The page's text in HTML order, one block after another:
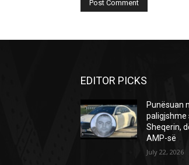
EDITOR PICKS
Punësuan
paligjshme
Sheqerin,
AMP-së
July 22, 2026